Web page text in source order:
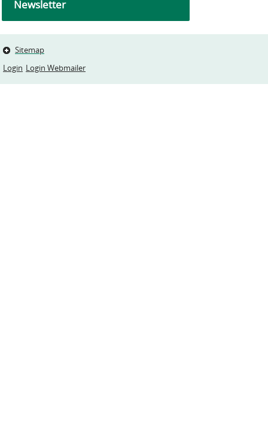
Newsletter
Sitemap
Login Login Webmailer